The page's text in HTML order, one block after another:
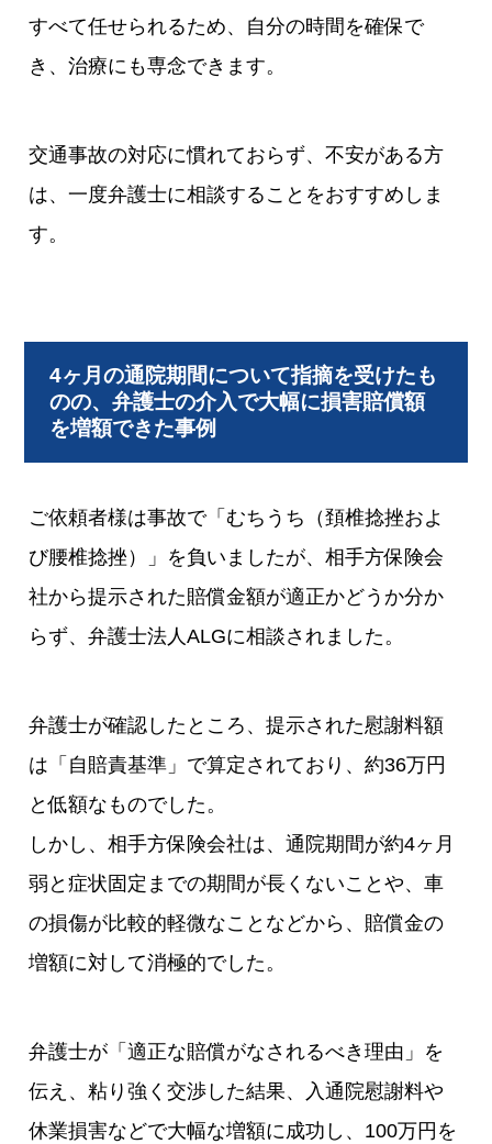
すべて任せられるため、自分の時間を確保で
き、治療にも専念できます。
交通事故の対応に慣れておらず、不安がある方
は、一度弁護士に相談することをおすすめしま
す。
4ヶ月の通院期間について指摘を受けたも
のの、弁護士の介入で大幅に損害賠償額
を増額できた事例
ご依頼者様は事故で「むちうち（頚椎捻挫およ
び腰椎捻挫）」を負いましたが、相手方保険会
社から提示された賠償金額が適正かどうか分か
らず、弁護士法人ALGに相談されました。
弁護士が確認したところ、提示された慰謝料額
は「自賠責基準」で算定されており、約36万円
と低額なものでした。
しかし、相手方保険会社は、通院期間が約4ヶ月
弱と症状固定までの期間が長くないことや、車
の損傷が比較的軽微なことなどから、賠償金の
増額に対して消極的でした。
弁護士が「適正な賠償がなされるべき理由」を
伝え、粘り強く交渉した結果、入通院慰謝料や
休業損害などで大幅な増額に成功し、100万円を